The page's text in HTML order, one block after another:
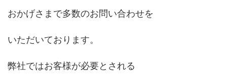
おかげさまで多数のお問い合わせを
いただいております。
弊社ではお客様が必要とされる